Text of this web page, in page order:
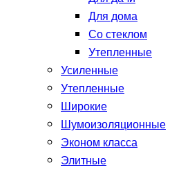
Для дома
Со стеклом
Утепленные
Усиленные
Утепленные
Широкие
Шумоизоляционные
Эконом класса
Элитные